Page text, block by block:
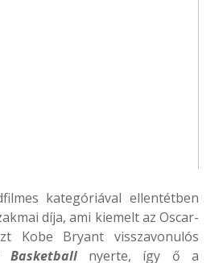
kategóriával ellentétben
díja, ami kiemelt az Oscar-
Kobe Bryant visszavonulós
Basketballnyerte, így ő a